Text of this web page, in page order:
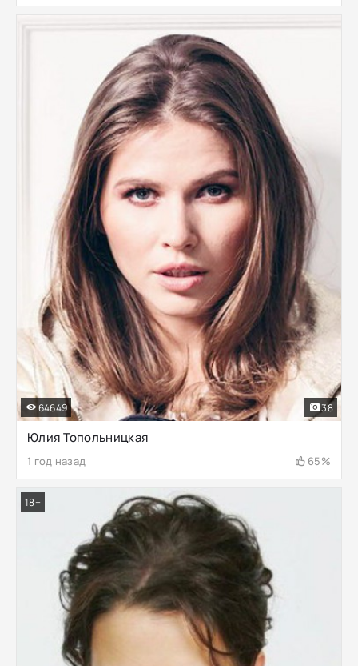
Юлия Топольницкая
1 год назад 65%
64649 38
18+